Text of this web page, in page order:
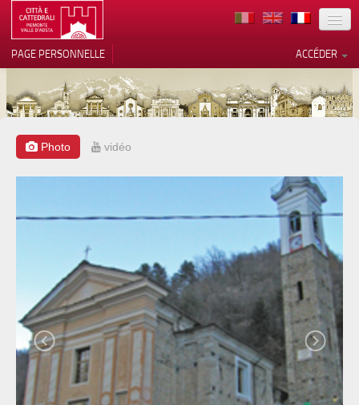
TERRITOIRE
ARCHITECTURE
MUSÉES
ITINÉRAIRES
CONTACTS
PRESS
ACCÉDER
PAGE PERSONNELLE
Photo vidéoVos choix en matière de